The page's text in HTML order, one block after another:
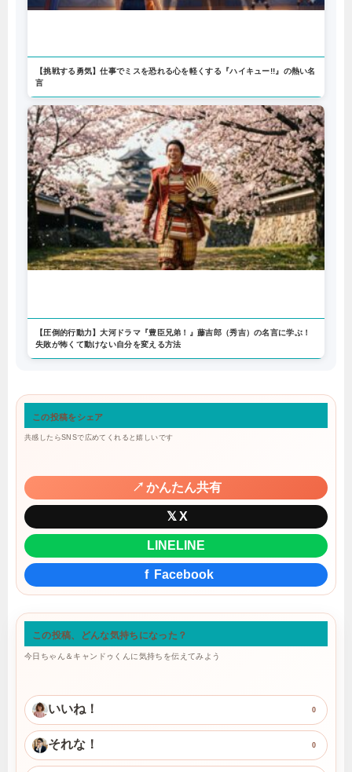
【挑戦する勇気】仕事でミスを恐れる心を軽くする『ハイキュー!!』の熱い名
言
【圧倒的行動力】大河ドラマ『豊臣兄弟！』藤吉郎（秀吉）の名言に学ぶ！
失敗が怖くて動けない自分を変える方法
この投稿をシェア
共感したらSNSで広めてくれると嬉しいです
↗ かんたん共有
𝕏 X
LINE LINE
f Facebook
この投稿、どんな気持ちになった？
今日ちゃん＆キャンドゥくんに気持ちを伝えてみよう
いいね！ 0
それな！ 0